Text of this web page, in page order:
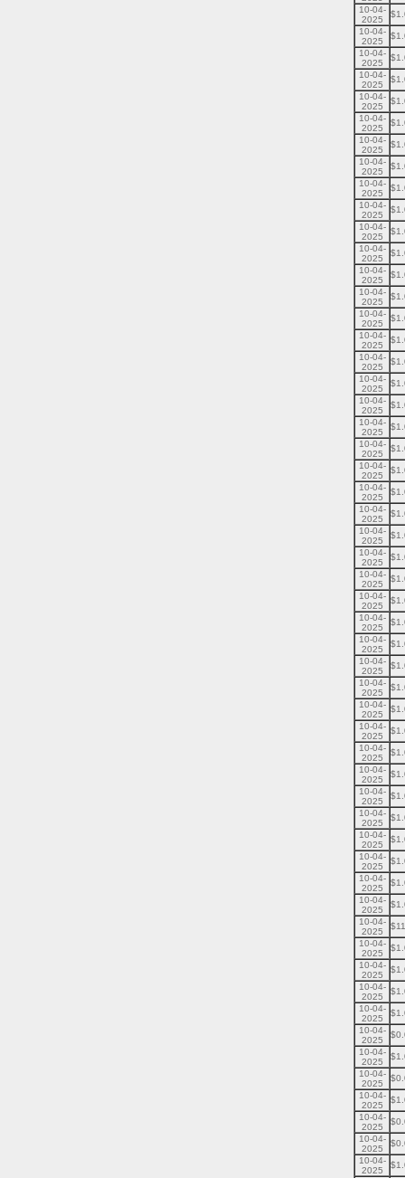
10-04-
2025
10-04-
2025
10-04-
2025
10-04-
2025
10-04-
2025
10-04-
2025
10-04-
2025
10-04-
2025
10-04-
2025
10-04-
2025
10-04-
2025
10-04-
2025
10-04-
2025
10-04-
2025
10-04-
2025
10-04-
2025
10-04-
2025
10-04-
2025
10-04-
2025
10-04-
2025
10-04-
2025
10-04-
2025
10-04-
2025
10-04-
2025
10-04-
2025
10-04-
2025
10-04-
2025
10-04-
2025
10-04-
2025
10-04-
2025
10-04-
2025
10-04-
2025
10-04-
2025
10-04-
2025
10-04-
2025
10-04-
2025
10-04-
2025
10-04-
2025
10-04-
2025
10-04-
2025
10-04-
2025
10-04-
2025
10-04-
2025
10-04-
2025
10-04-
2025
10-04-
2025
10-04-
2025
10-04-
2025
10-04-
2025
10-04-
2025
10-04-
2025
10-04-
2025
10-04-
2025
10-04-
2025